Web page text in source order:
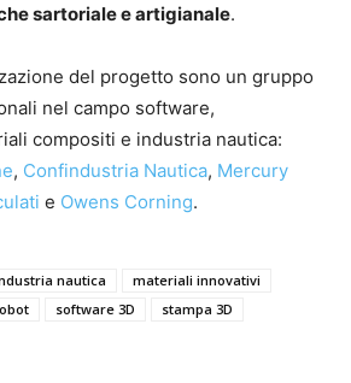
sartoriale e artigianale.
del progetto sono un gruppo
nel campo software,
compositi e industria nautica:
, Confindustria Nautica, Mercury
e Owens Corning.
nautica
materiali innovativi
software 3D
stampa 3D